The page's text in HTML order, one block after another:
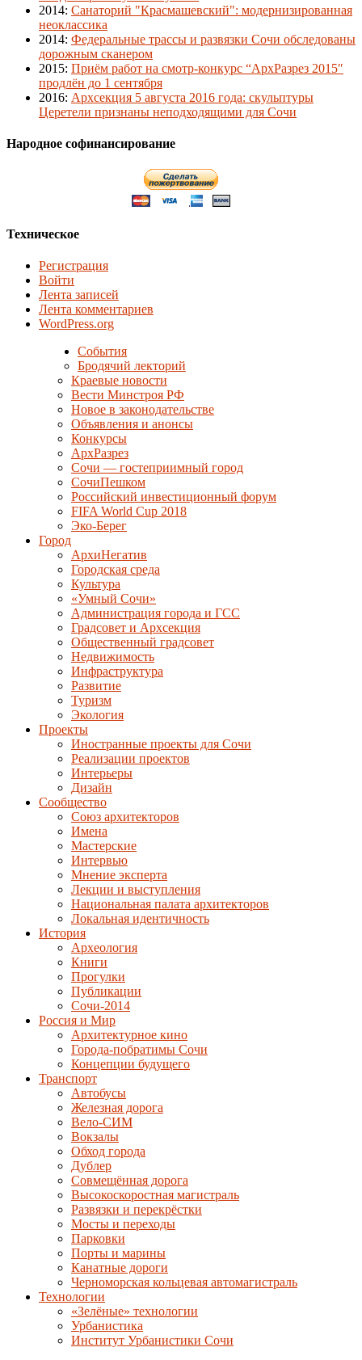
2014: Санаторий "Красмашевский": модернизированная
неоклассика
2014: Федеральные трассы и развязки Сочи обследованы
дорожным сканером
2015: Приём работ на смотр-конкурс “АрхРазрез 2015″
продлён до 1 сентября
2016: Архсекция 5 августа 2016 года: скульптуры
Церетели признаны неподходящими для Сочи
Народное софинансирование
Техническое
Регистрация
Войти
Лента записей
Лента комментариев
WordPress.org
События
Бродячий лекторий
Краевые новости
Вести Минстроя РФ
Новое в законодательстве
Объявления и анонсы
Конкурсы
АрхРазрез
Сочи — гостеприимный город
СочиПешком
Российский инвестиционный форум
FIFA World Cup 2018
Эко-Берег
Город
АрхиНегатив
Городская среда
Культура
«Умный Сочи»
Администрация города и ГСС
Градсовет и Архсекция
Общественный градсовет
Недвижимость
Инфраструктура
Развитие
Туризм
Экология
Проекты
Иностранные проекты для Сочи
Реализации проектов
Интерьеры
Дизайн
Сообщество
Союз архитекторов
Имена
Мастерские
Интервью
Мнение эксперта
Лекции и выступления
Национальная палата архитекторов
Локальная идентичность
История
Археология
Книги
Прогулки
Публикации
Сочи-2014
Россия и Мир
Архитектурное кино
Города-побратимы Сочи
Концепции будущего
Транспорт
Автобусы
Железная дорога
Вело-СИМ
Вокзалы
Обход города
Дублер
Совмещённая дорога
Высокоскоростная магистраль
Развязки и перекрёстки
Мосты и переходы
Парковки
Порты и марины
Канатные дороги
Черноморская кольцевая автомагистраль
Технологии
«Зелёные» технологии
Урбанистика
Институт Урбанистики Сочи